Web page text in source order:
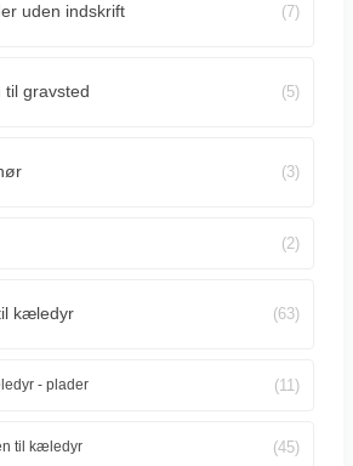
uden indskrift (7)
til gravsted (5)
(3)
(2)
kæledyr (63)
- plader (11)
til kæledyr (45)